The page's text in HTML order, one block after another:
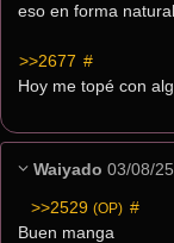
eso en forma natural.
>>2677 #
Hoy me topé con
Waiyado 03/08/
>>2529 (OP) #
Buen manga